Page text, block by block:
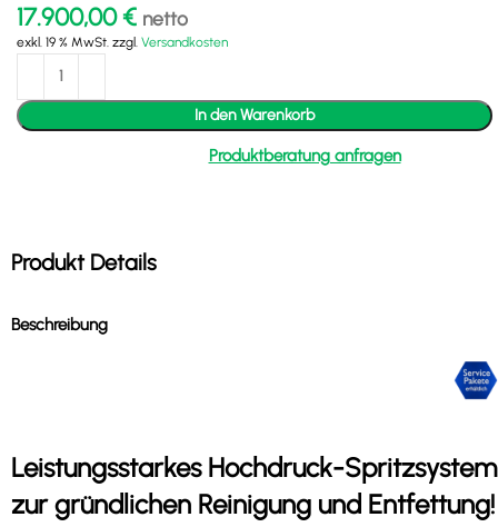
17.900,00€ netto
exkl. 19 % MwSt. zzgl. Versandkosten
In den Warenkorb
Produktberatung anfragen
Produkt Details
Beschreibung
Leistungsstarkes Hochdruck-Spritzsystem
zur gründlichen Reinigung und Entfettung!